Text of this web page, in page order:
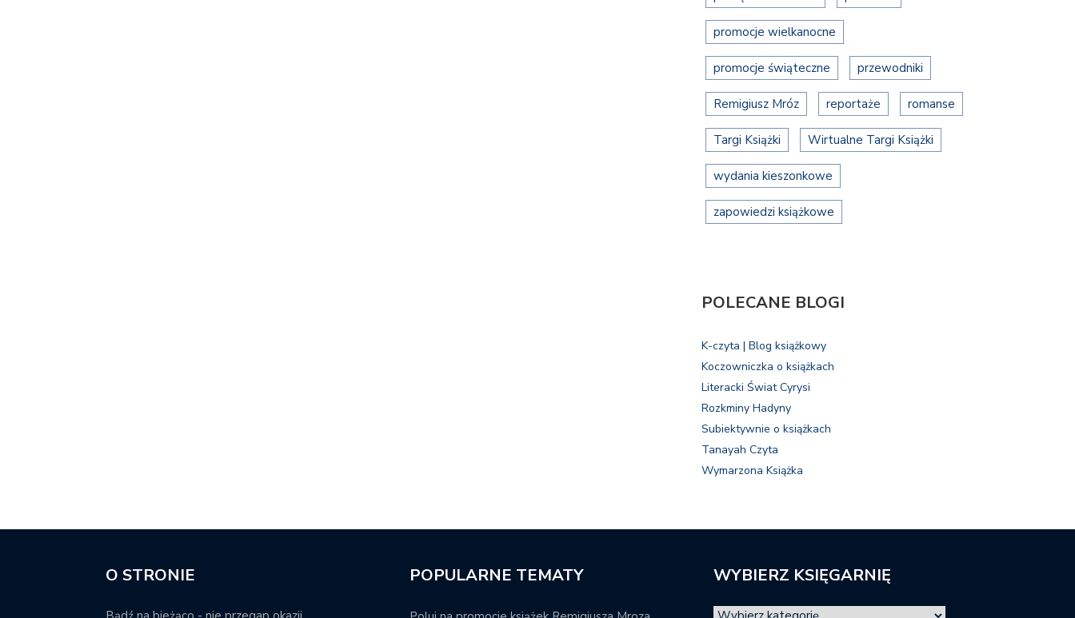
promocje wielkanocne
promocje świąteczne przewodniki
Remigiusz Mróz reportaże romanse
Targi Książki Wirtualne Targi Książki
wydania kieszonkowe
zapowiedzi książkowe
POLECANE BLOGI
K-czyta | Blog książkowy
Koczowniczka o książkach
Literacki Świat Cyrysi
Rozkminy Hadyny
Subiektywnie o książkach
Tanayah Czyta
Wymarzona Książka
O STRONIE POPULARNE TEMATY WYBIERZ KSIĘGARNIĘ